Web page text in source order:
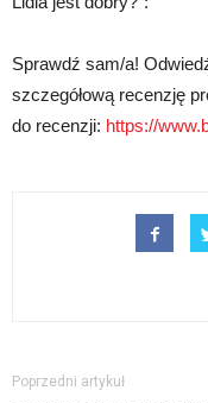
Sprawdź sam/a!
szczegółową recenzję
do recenzji: https://
Poprzedni artykuł